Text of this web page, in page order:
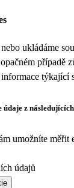
ukládáme
případě
týkající
z
umožníte
údajů